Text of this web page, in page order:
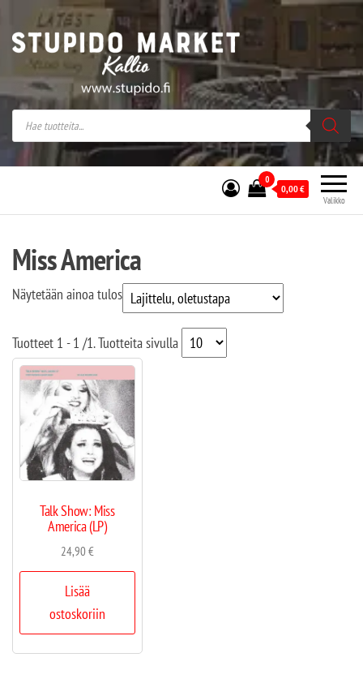
Stupido Market – verkossa ja kivijalassa
Stupido Market on vaihtoehtomusaan
erikoistunut verkko- sekä
kivijalkakauppa Helsingissä Kallion
sydämessä.
Valikko
0
0,00€
Miss America
Näytetään ainoa tulos
Tuotteet 1 - 1 /1. Tuotteita sivulla
Talk Show: Miss
America (LP)
24,90€
Lisää
ostoskoriin